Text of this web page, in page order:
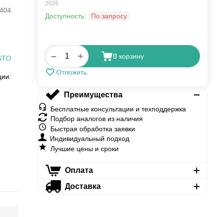
2026
Доступность: По запросу
+
− В корзину
Отложить
Преимущества
Бесплатные консультации и техподдержка
Подбор аналогов из наличия
Быстрая обработка заявки
Индивидуальный подход
Лучшие цены и сроки
Оплата
Доставка